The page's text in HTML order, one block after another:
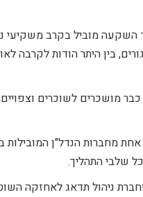
השקעה מוביל בקרב משקיעי
בין היתר הודות לקרבה
מחברות הנדל"ן המובילות
שלבי התהליך.
ניהול תדאג לאחזקה